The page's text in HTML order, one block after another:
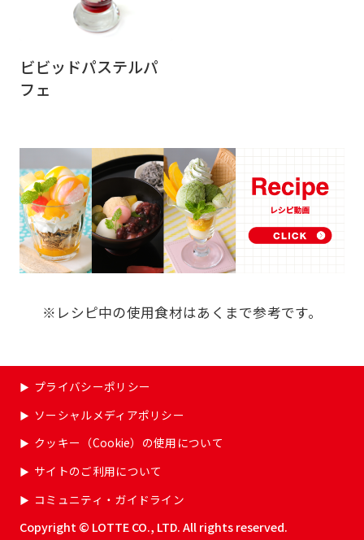
ビビッドパステルパ
フェ
※レシピ中の使用食材はあくまで参考です。
プライバシーポリシー
ソーシャルメディアポリシー
クッキー（Cookie）の使用について
サイトのご利用について
コミュニティ・ガイドライン
Copyright © LOTTE CO., LTD. All rights reserved.